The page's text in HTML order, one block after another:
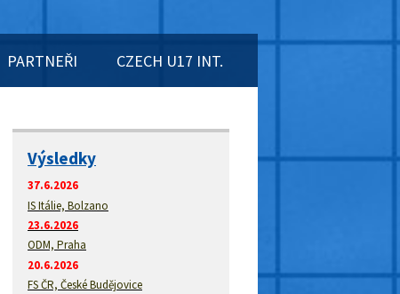
PARTNEŘI CZECH U17 INT.
Výsledky
37.6.2026
IS Itálie, Bolzano
23.6.2026
ODM, Praha
20.6.2026
FS ČR, České Budějovice